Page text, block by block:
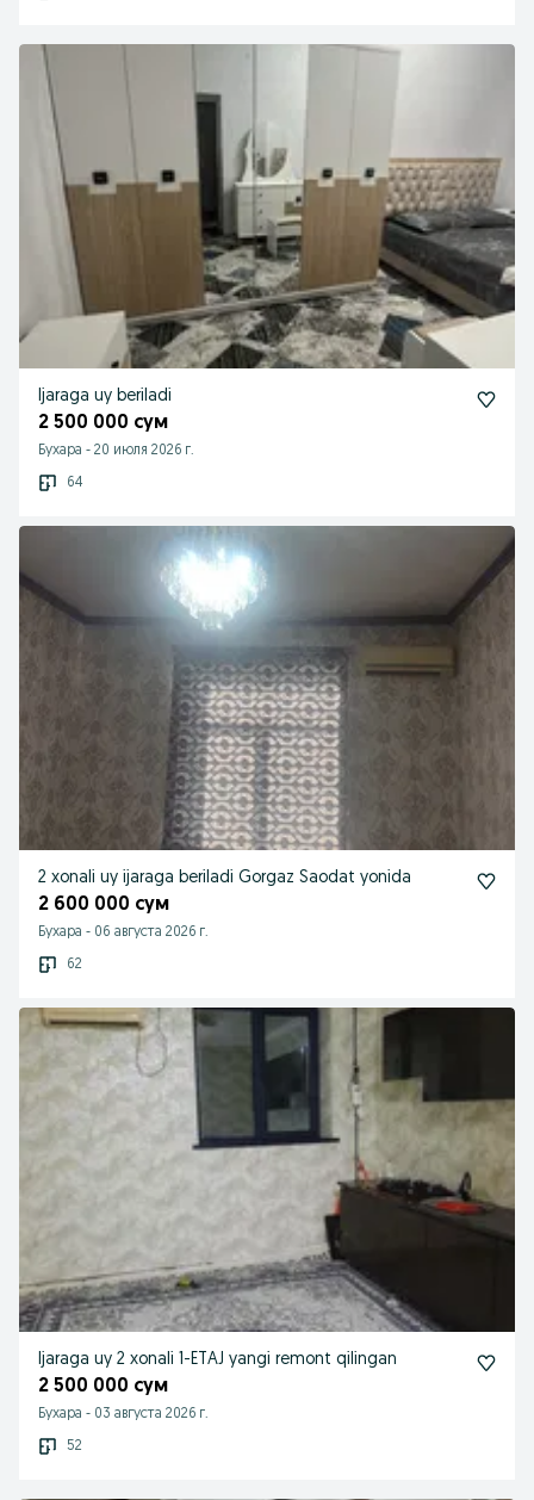
Ijaraga uy beriladi
2 500 000 сум
Бухара - 20 июля 2026 г.
64
2 xonali uy ijaraga beriladi Gorgaz Saodat yonida
2 600 000 сум
Бухара - 06 августа 2026 г.
62
Ijaraga uy 2 xonali 1-ETAJ yangi remont qilingan
2 500 000 сум
Бухара - 03 августа 2026 г.
52